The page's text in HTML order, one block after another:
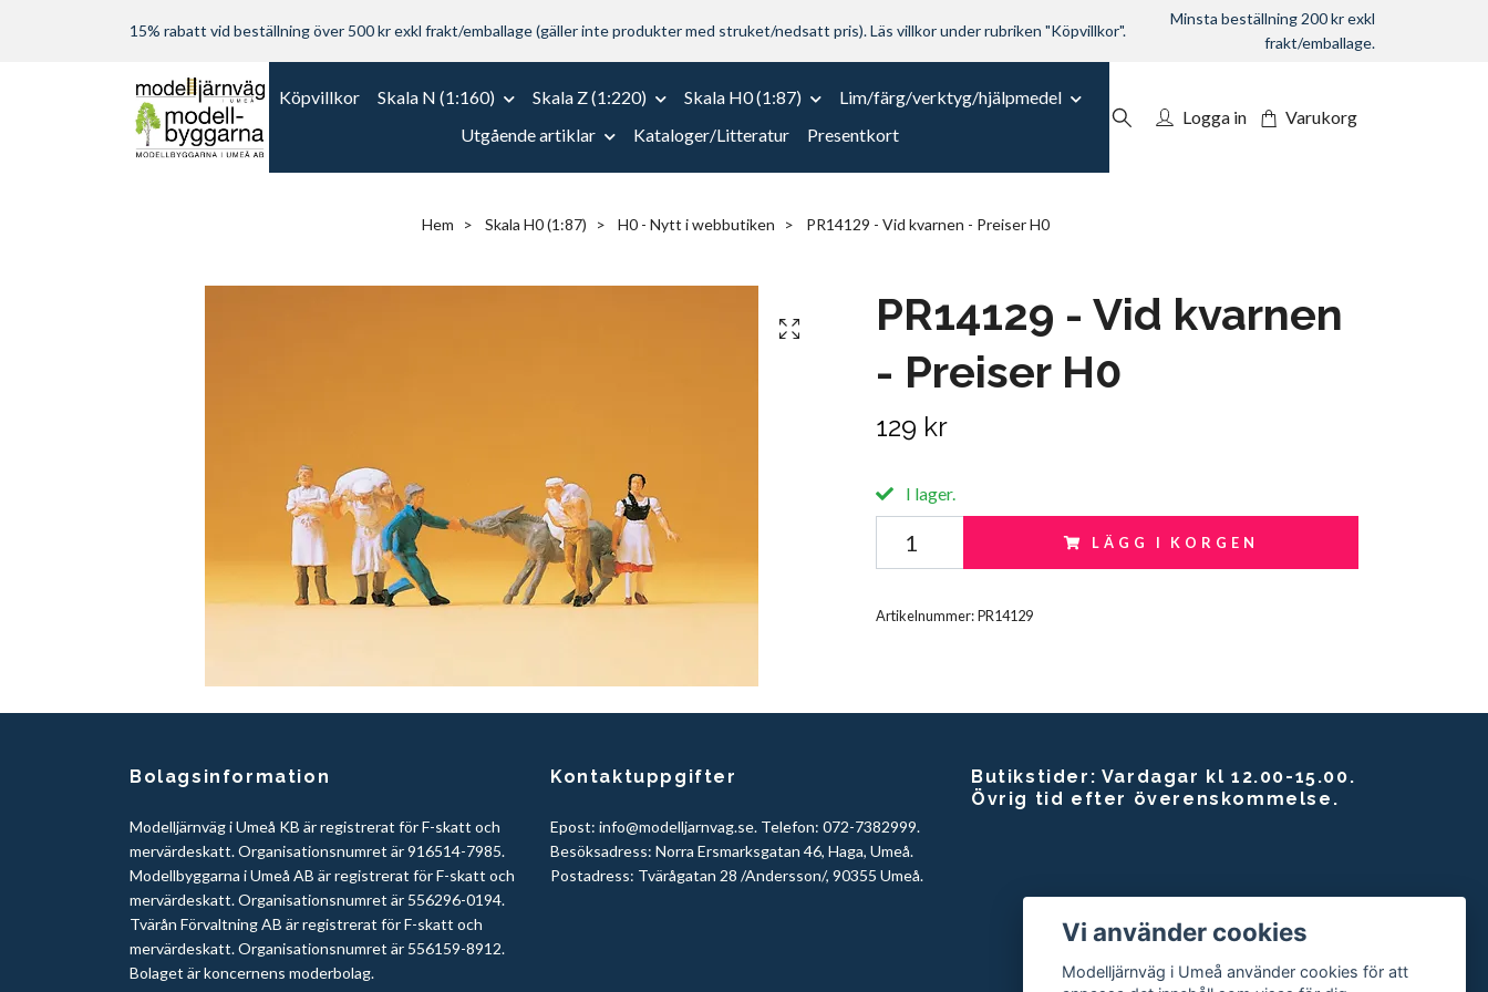
15% rabatt vid beställning över 500 kr exkl frakt/emballage (gäller inte produkter med struket/nedsatt pris). Läs villkor under rubriken "Köpvillkor".
Minsta beställning 200 kr exkl
frakt/emballage.
Köpvillkor Skala N (1:160) Skala Z (1:220) Skala H0 (1:87)
Lim/färg/verktyg/hjälpmedel
Utgående artiklar
Kataloger/Litteratur Presentkort
Logga in Varukorg
Hem Skala H0 (1:87) H0 - Nytt i webbutiken PR14129 - Vid kvarnen - Preiser H0
PR14129 - Vid kvarnen
- Preiser H0
129 kr
I lager.
LÄGG I KORGEN
Artikelnummer:PR14129
Bolagsinformation
Modelljärnväg i Umeå KB är registrerat för F-skatt och
mervärdeskatt. Organisationsnumret är 916514-7985.
Modellbyggarna i Umeå AB är registrerat för F-skatt och
mervärdeskatt. Organisationsnumret är 556296-0194.
Tvärån Förvaltning AB är registrerat för F-skatt och
mervärdeskatt. Organisationsnumret är 556159-8912.
Bolaget är koncernens moderbolag.
Kontaktuppgifter
Epost: info@modelljarnvag.se. Telefon: 072-7382999.
Besöksadress: Norra Ersmarksgatan 46, Haga, Umeå.
Postadress: Tvärågatan 28 /Andersson/, 90355 Umeå.
Butikstider: Vardagar kl 12.00-15.00.
Övrig tid efter överenskommelse.
Vi använder cookies
Modelljärnväg i Umeå använder cookies för att